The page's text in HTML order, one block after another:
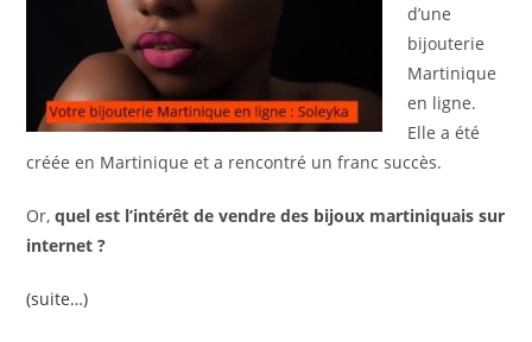
d’une
bijouterie
Martinique
en ligne.
Elle a été
créée en Martinique et a rencontré un franc succès.
Or,quel est l’intérêt de vendre des bijoux martiniquais sur
internet ?
(suite…)